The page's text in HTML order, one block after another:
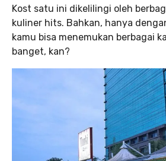
Kost satu ini dikelilingi oleh
kuliner hits. Bahkan, hanya
kamu bisa menemukan berbagai
banget, kan?